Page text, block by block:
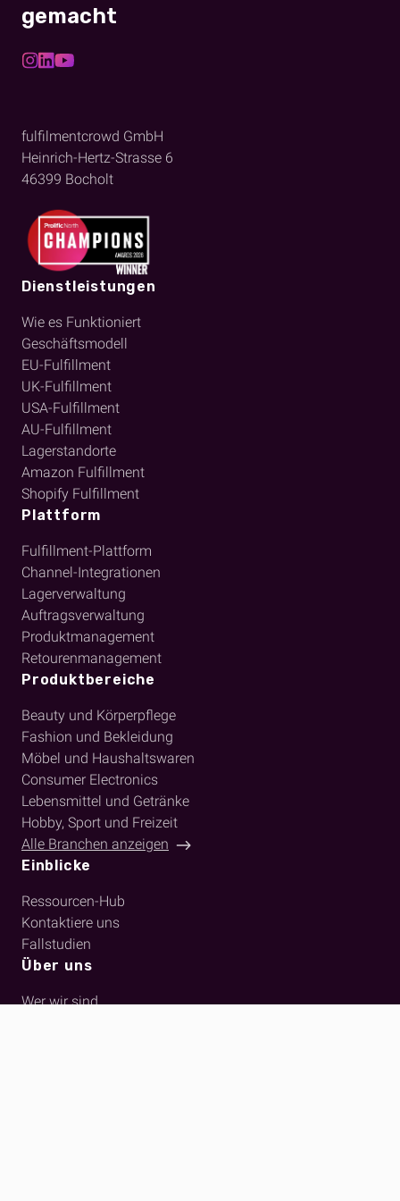
gemacht
fulfilmentcrowd GmbH
Heinrich-Hertz-Strasse 6
46399 Bocholt
Dienstleistungen
Wie es Funktioniert
Geschäftsmodell
EU-Fulfillment
UK-Fulfillment
USA-Fulfillment
AU-Fulfillment
Lagerstandorte
Amazon Fulfillment
Shopify Fulfillment
Plattform
Fulfillment-Plattform
Channel-Integrationen
Lagerverwaltung
Auftragsverwaltung
Produktmanagement
Retourenmanagement
Produktbereiche
Beauty und Körperpflege
Fashion und Bekleidung
Möbel und Haushaltswaren
Consumer Electronics
Lebensmittel und Getränke
Hobby, Sport und Freizeit
Alle Branchen anzeigen
Einblicke
Ressourcen-Hub
Kontaktiere uns
Fallstudien
Über uns
Wer wir sind